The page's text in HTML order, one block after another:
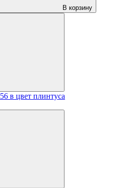
В корзину